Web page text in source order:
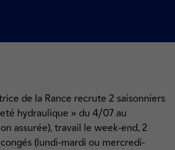
de la Rance recrute 2 saisonniers
hydraulique » du 4/07 au
assurée), travail le week-end, 2
(lundi-mardi ou mercredi-